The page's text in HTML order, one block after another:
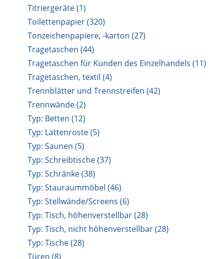
Titriergeräte (1)
Toilettenpapier (320)
Tonzeichenpapiere, -karton (27)
Tragetaschen (44)
Tragetaschen für Kunden des Einzelhandels (11)
Tragetaschen, textil (4)
Trennblätter und Trennstreifen (42)
Trennwände (2)
Typ: Betten (12)
Typ: Lattenroste (5)
Typ: Saunen (5)
Typ: Schreibtische (37)
Typ: Schränke (38)
Typ: Stauraummöbel (46)
Typ: Stellwände/Screens (6)
Typ: Tisch, höhenverstellbar (28)
Typ: Tisch, nicht höhenverstellbar (28)
Typ: Tische (28)
Türen (8)